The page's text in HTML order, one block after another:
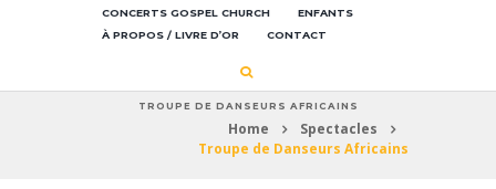
CONCERTS GOSPEL CHURCH
ENFANTS
À PROPOS / LIVRE D’OR
CONTACT
TROUPE DE DANSEURS AFRICAINS
Home
Spectacles
Troupe de Danseurs Africains